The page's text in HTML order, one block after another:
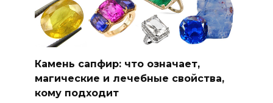
Камень сапфир: что означает,
магические и лечебные свойства,
кому подходит